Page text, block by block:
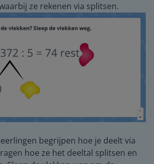
ze rekenen via splitsen.
begrijpen hoe je deelt via
hoe ze het deeltal splitsen en